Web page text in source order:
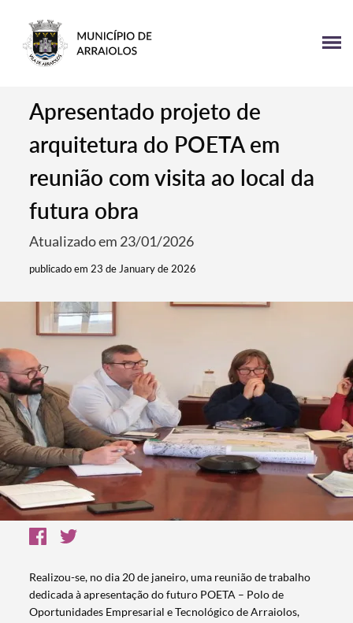
Apresentado projeto de
arquitetura do POETA em
reunião com visita ao local da
futura obra
Atualizado em 23/01/2026
publicado em 23 de January de 2026
Realizou-se, no dia 20 de janeiro, uma reunião de trabalho
dedicada à apresentação do futuro POETA – Polo de
Oportunidades Empresarial e Tecnológico de Arraiolos,